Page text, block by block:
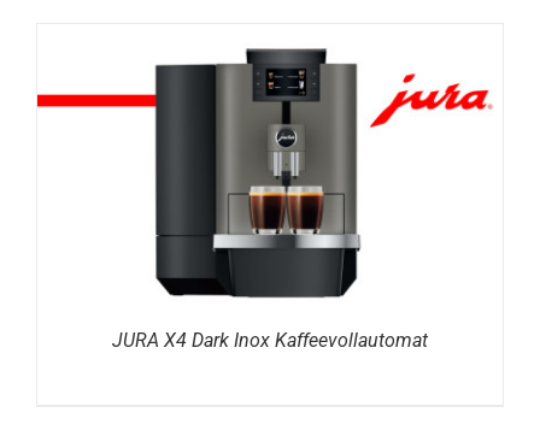
DETAILS
JURA X4 Dark Inox Kaffeevollautomat